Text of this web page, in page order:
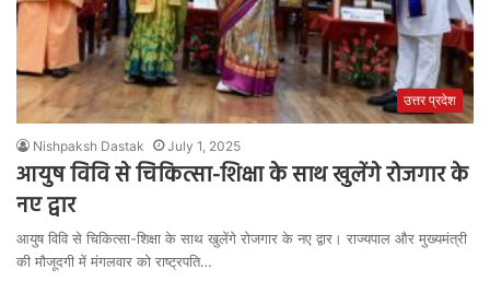
उत्तर प्रदेश
Nishpaksh Dastak July 1, 2025
आयुष विवि से चिकित्सा-शिक्षा के साथ खुलेंगे रोजगार के
नए द्वार
आयुष विवि से चिकित्सा-शिक्षा के साथ खुलेंगे रोजगार के नए द्वार। राज्यपाल और मुख्यमंत्री
की मौजूदगी में मंगलवार को राष्ट्रपति…